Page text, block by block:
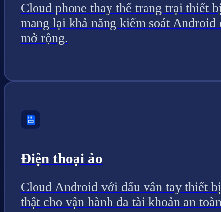
Cloud phone thay thế trang trại thiết
mang lại khả năng kiểm soát Android
mở rộng.
Điện thoại ảo
Cloud Android với dấu vân tay thiết bị
thật cho vận hành đa tài khoản an